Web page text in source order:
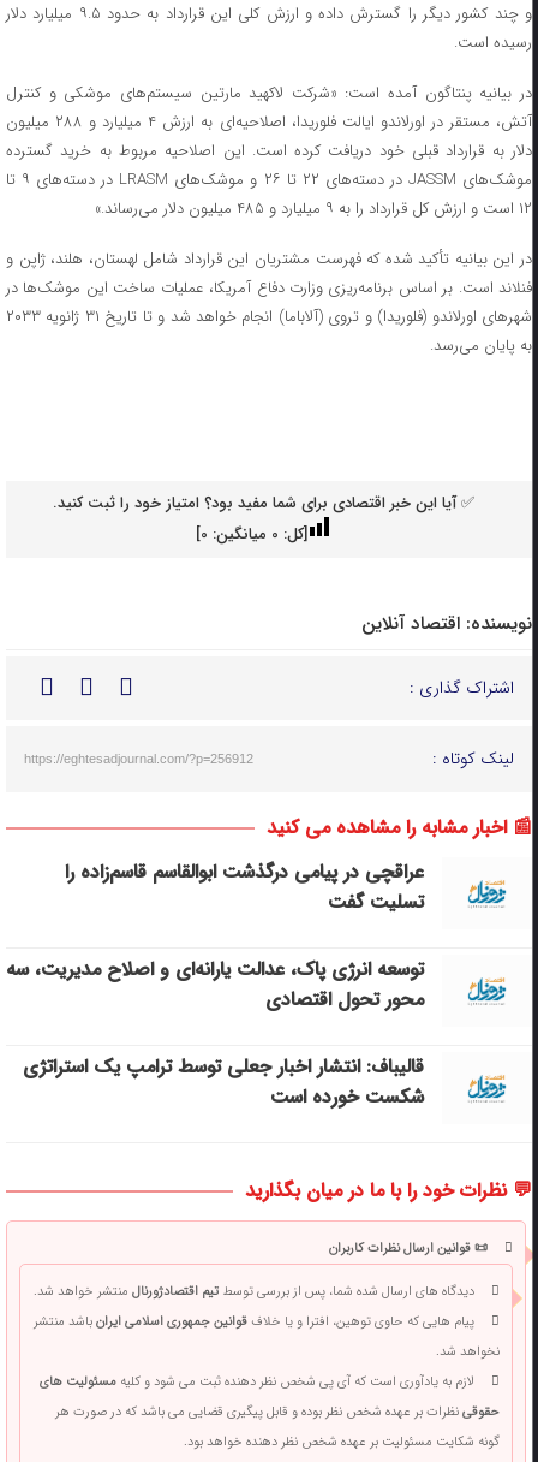
و چند کشور دیگر را گسترش داده و ارزش کلی این قرارداد به حدود ۹.۵ میلیارد دلار
رسیده است.
در بیانیه پنتاگون آمده است: «شرکت لاکهید مارتین سیستم‌های موشکی و کنترل
آتش، مستقر در اورلاندو ایالت فلوریدا، اصلاحیه‌ای به ارزش ۴ میلیارد و ۲۸۸ میلیون
دلار به قرارداد قبلی خود دریافت کرده است. این اصلاحیه مربوط به خرید گسترده
موشک‌های JASSM در دسته‌های ۲۲ تا ۲۶ و موشک‌های LRASM در دسته‌های ۹ تا
۱۲ است و ارزش کل قرارداد را به ۹ میلیارد و ۴۸۵ میلیون دلار می‌رساند.»
در این بیانیه تأکید شده که فهرست مشتریان این قرارداد شامل لهستان، هلند، ژاپن و
فنلاند است. بر اساس برنامه‌ریزی وزارت دفاع آمریکا، عملیات ساخت این موشک‌ها در
شهر‌های اورلاندو (فلوریدا) و تروی (آلاباما) انجام خواهد شد و تا تاریخ ۳۱ ژانویه ۲۰۳۳
به پایان می‌رسد.
✅ آیا این خبر اقتصادی برای شما مفید بود؟ امتیاز خود را ثبت کنید.
[کل: 0میانگین: 0
]
نویسنده: اقتصاد آنلاین
اشتراک گذاری :
لینک کوتاه : https://eghtesadjournal.com/?p=256912
📰 اخبار مشابه را مشاهده می کنید
عراقچی در پیامی درگذشت ابوالقاسم قاسم‌زاده را
تسلیت گفت
توسعه انرژی پاک، عدالت یارانه‌ای و اصلاح مدیریت، سه
محور تحول اقتصادی
قالیباف: انتشار اخبار جعلی توسط ترامپ یک استراتژی
شکست خورده است
💬 نظرات خود را با ما در میان بگذارید
📜 قوانین ارسال نظرات کاربران
دیدگاه های ارسال شده شما، پس از بررسی توسطتیم اقتصادژورنالمنتشر خواهد شد.
پیام هایی که حاوی توهین، افترا و یا خلافقوانین جمهوری اسلامی ایرانباشد منتشر
نخواهد شد.
لازم به یادآوری است که آی پی شخص نظر دهنده ثبت می شود و کلیهمسئولیت های
حقوقینظرات بر عهده شخص نظر بوده و قابل پیگیری قضایی می باشد که در صورت هر
گونه شکایت مسئولیت بر عهده شخص نظر دهنده خواهد بود.